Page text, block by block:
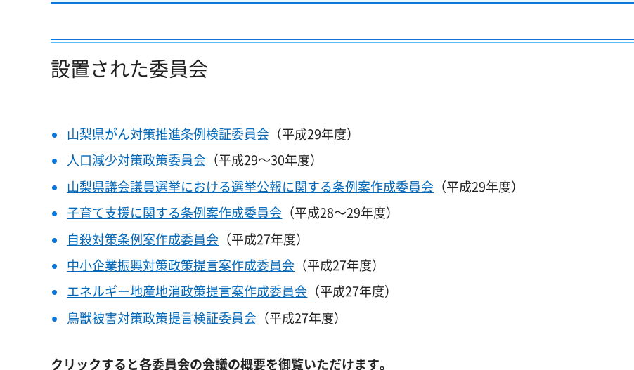
設置された委員会
山梨県がん対策推進条例検証委員会 （平成29年度）
人口減少対策政策委員会 （平成29～30年度）
山梨県議会議員選挙における選挙公報に関する条例案作成委員会 （平成29年度）
子育て支援に関する条例案作成委員会 （平成28～29年度）
自殺対策条例案作成委員会 （平成27年度）
中小企業振興対策政策提言案作成委員会 （平成27年度）
エネルギー地産地消政策提言案作成委員会 （平成27年度）
鳥獣被害対策政策提言検証委員会 （平成27年度）
クリックすると各委員会の会議の概要を御覧いただけます。